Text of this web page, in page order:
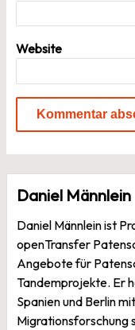
Website
Daniel Männlein
Daniel Männlein ist
openTransfer
Angebote für
Tandemprojekte. Er
Spanien und Berlin
Migrationsforschung